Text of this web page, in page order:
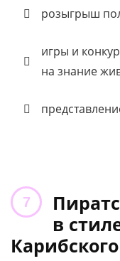
розыгрыш
игры и
на знание
в